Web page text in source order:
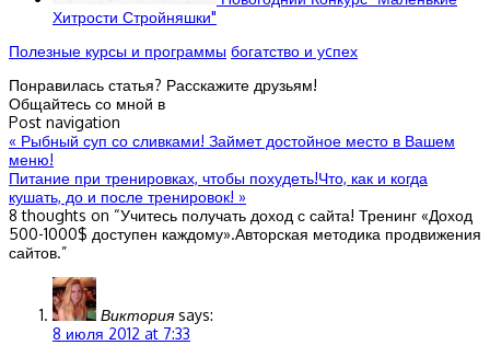
Хитрости Стройняшки"
Полезные курсы и программы богатство и уcпех
Понравилась статья? Расскажите друзьям!
Общайтесь со мной в
Post navigation
« Рыбный суп со сливками! Займет достойное место в Вашем
меню!
Питание при тренировках, чтобы похудеть!Что, как и когда
кушать, до и после тренировок! »
8 thoughts on “Учитесь получать доход с сайта! Тренинг «Доход
500-1000$ доступен каждому».Авторская методика продвижения
сайтов.”
Виктория says:
8 июля 2012 at 7:33